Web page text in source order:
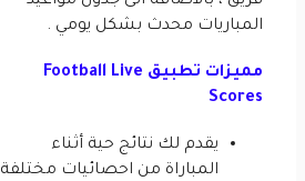
المباريات محدث بشكل يومي .
مميزات تطبيق Football Live
Scores
يقدم لك نتائج حية أثناء
المباراة من احصائيات مختلفة